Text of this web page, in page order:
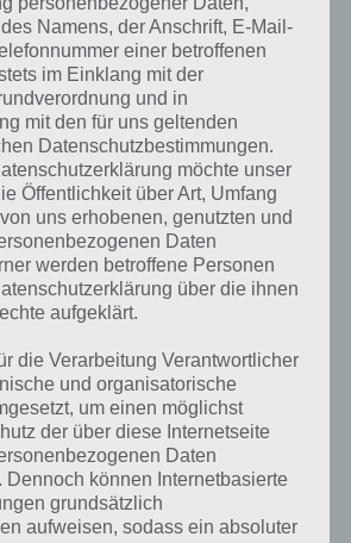
ohne unsere Hilfe, indem du in der App
jedoch begrenzt sind, hast du hier stets
zu finden!
stimmt leider nicht mehr?
wir dir oben vorgestellt haben, nicht mehr
ein Wort in der Lösung von 94 Prozent fehlt,
Lösungen einfach in den Kommentaren
stets die aktuellen Antworten auf die
Sachverhalte in der App geben. Da die
bei 94%
94% musst du auf Basis eines Bildes oder
herausfinden, die von anderen Spielern
worden sind. Nur so kannst du das nächste
ergeben alle Antworten 94
Namens, der Anschrift, E-Mail-
einer betroffenen
im Einklang mit der
und in
mit den für uns geltenden
Datenschutzbestimmungen.
möchte unser
Öffentlichkeit über Art, Umfang
uns erhobenen, genutzten und
Daten
werden betroffene Personen
über die ihnen
aufgeklärt.
die Verarbeitung Verantwortlicher
und organisatorische
um einen möglichst
der über diese Internetseite
Daten
Dennoch können Internetbasierte
grundsätzlich
aufweisen, sodass ein absoluter